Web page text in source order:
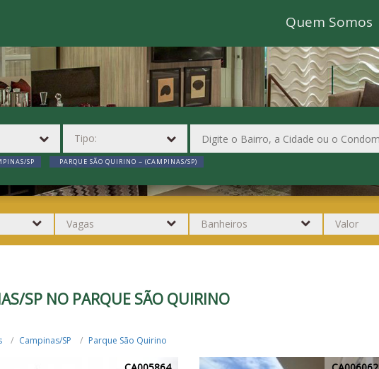
Quem Somos
SP PARQUE SÃO QUIRINO ~ (CAMPINAS/SP)
SP NO PARQUE SÃO QUIRINO
Campinas/SP Parque São Quirino